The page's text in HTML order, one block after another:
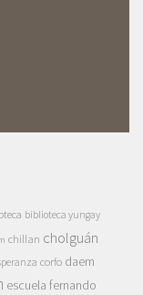
biblioteca yungay
chillan cholguán
corfo daem
escuela fernando